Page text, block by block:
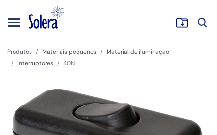
Produtos Materiais pequenos
Material de iluminação
Interruptores
40N